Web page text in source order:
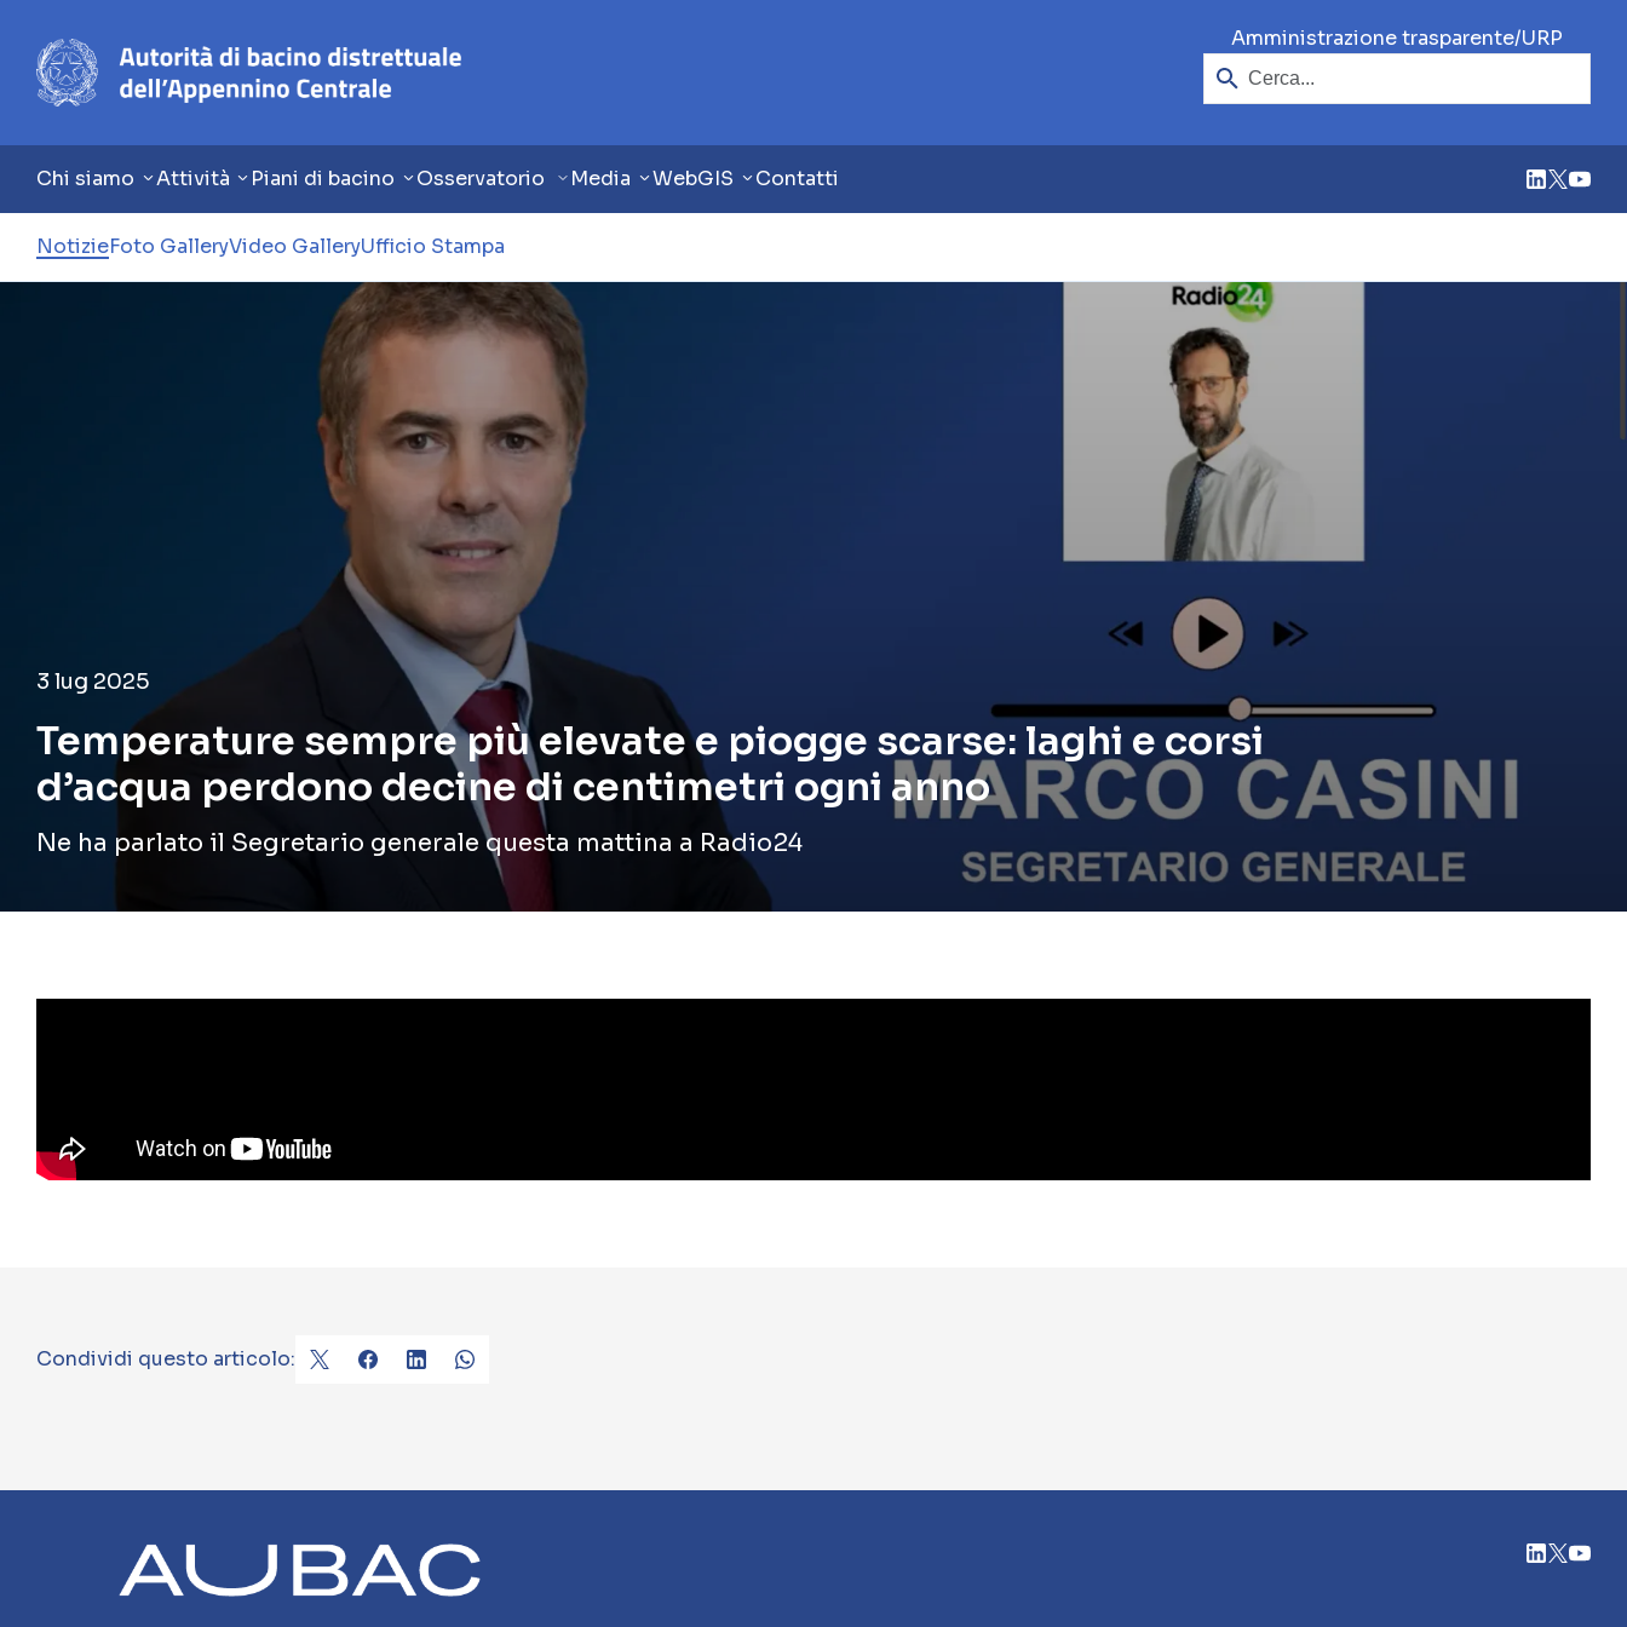
Amministrazione trasparente/URP
Chi siamo Attività Piani di bacino Osservatorio Media WebGIS Contatti
NotizieFoto GalleryVideo GalleryUfficio Stampa
3 lug 2025
Temperature sempre più elevate e piogge scarse: laghi e corsi
d’acqua perdono decine di centimetri ogni anno
Ne ha parlato il Segretario generale questa mattina a Radio24
Condividi questo articolo: